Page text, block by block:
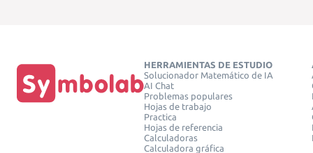
HERRAMIENTAS DE ESTUDIO
Solucionador Matemático de IA
AI Chat
Problemas populares
Hojas de trabajo
Practica
Hojas de referencia
Calculadoras
Calculadora gráfica